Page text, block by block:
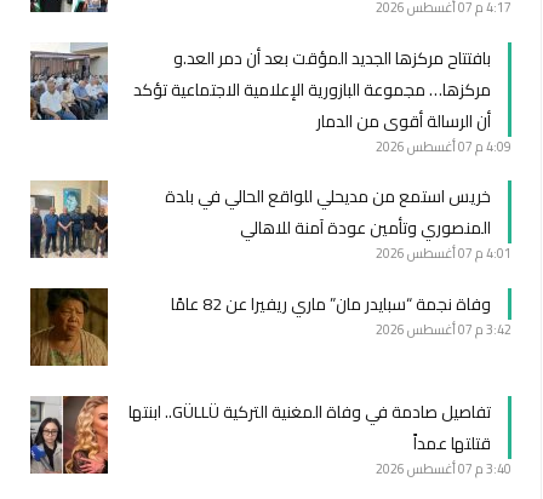
4:17 م 07 أغسطس 2026
بافتتاح مركزها الجديد المؤقت بعد أن دمر العد.و
مركزها… مجموعة البازورية الإعلامية الاجتماعية تؤكد
أن الرسالة أقوى من الدمار
4:09 م 07 أغسطس 2026
خريس استمع من مديحلي للواقع الحالي في بلدة
المنصوري وتأمين عودة آمنة للاهالي
4:01 م 07 أغسطس 2026
وفاة نجمة “سبايدر مان” ماري ريفيرا عن 82 عامًا
3:42 م 07 أغسطس 2026
تفاصيل صادمة في وفاة المغنية التركية GÜLLÜ.. ابنتها
قتلتها عمداً
3:40 م 07 أغسطس 2026